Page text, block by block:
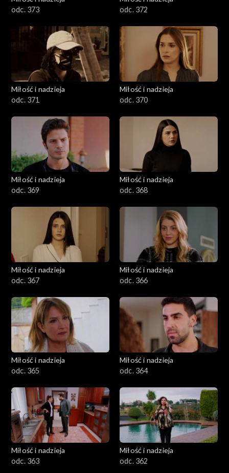
odc. 373
odc. 372
Miłość i nadzieja
odc. 371
Miłość i nadzieja
odc. 370
Miłość i nadzieja
odc. 369
Miłość i nadzieja
odc. 368
Miłość i nadzieja
odc. 367
Miłość i nadzieja
odc. 366
Miłość i nadzieja
odc. 365
Miłość i nadzieja
odc. 364
Miłość i nadzieja
odc. 363
Miłość i nadzieja
odc. 362